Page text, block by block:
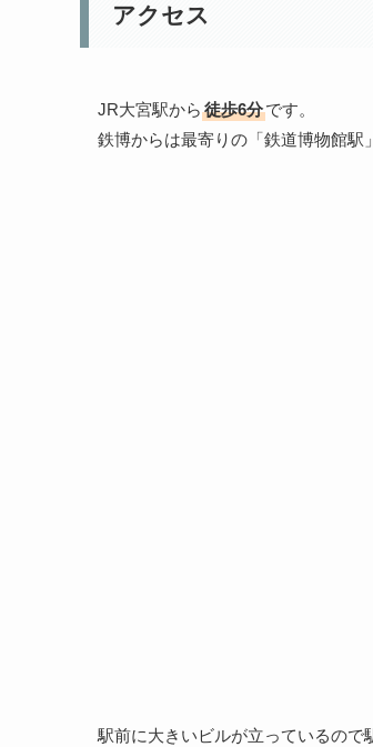
アクセス
JR大宮駅から 徒歩6分です。
鉄博からは最寄りの「鉄道博物館駅
駅前に大きいビルが立っているので